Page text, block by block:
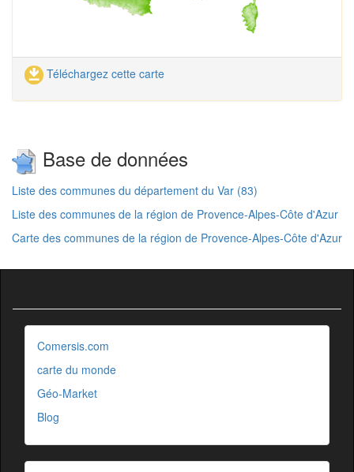
Téléchargez cette carte
Base de données
Liste des communes du département du Var (83)
Liste des communes de la région de Provence-Alpes-Côte d'Azur
Carte des communes de la région de Provence-Alpes-Côte d'Azur
Comersis.com
carte du monde
Géo-Market
Blog